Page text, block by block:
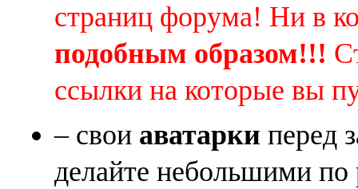
страниц форума! Ни в
подобным образом!!!
ссылки на которые вы
– свои аватарки перед
делайте небольшими по